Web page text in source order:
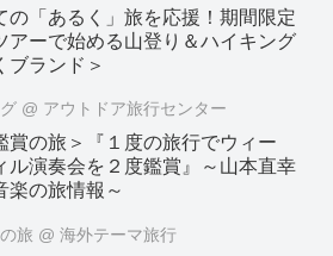
の「あるく」旅を応援！期間限定
アーで始める山登り＆ハイキング
ブランド＞
@ アウトドア旅行センター
賞の旅＞『１度の旅行でウィー
ル演奏会を２度鑑賞』～山本直幸
楽の旅情報～
旅 @ 海外テーマ旅行